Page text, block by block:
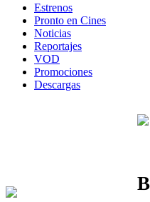
Estrenos
Pronto en Cines
Noticias
Reportajes
VOD
Promociones
Descargas